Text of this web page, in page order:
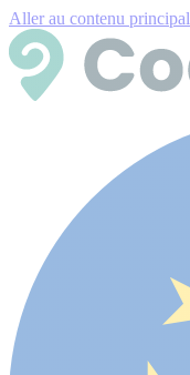
Aller au contenu principal